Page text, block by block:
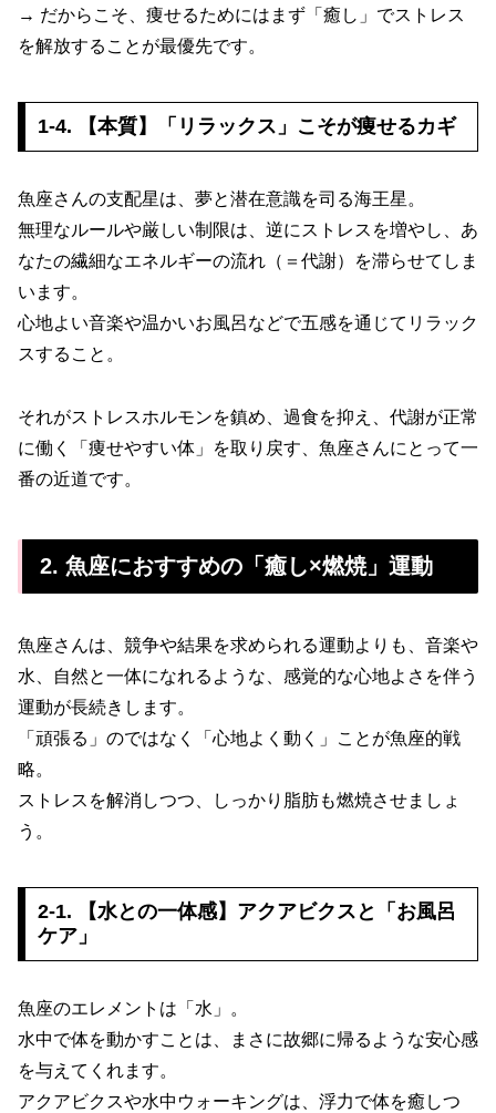
→ だからこそ、痩せるためにはまず「癒し」でストレス
を解放することが最優先です。
1-4. 【本質】「リラックス」こそが痩せるカギ
魚座さんの支配星は、夢と潜在意識を司る海王星。
無理なルールや厳しい制限は、逆にストレスを増やし、あ
なたの繊細なエネルギーの流れ（＝代謝）を滞らせてしま
います。
心地よい音楽や温かいお風呂などで五感を通じてリラック
スすること。
それがストレスホルモンを鎮め、過食を抑え、代謝が正常
に働く「痩せやすい体」を取り戻す、魚座さんにとって一
番の近道です。
2. 魚座におすすめの「癒し×燃焼」運動
魚座さんは、競争や結果を求められる運動よりも、音楽や
水、自然と一体になれるような、感覚的な心地よさを伴う
運動が長続きします。
「頑張る」のではなく「心地よく動く」ことが魚座的戦
略。
ストレスを解消しつつ、しっかり脂肪も燃焼させましょ
う。
2-1. 【水との一体感】アクアビクスと「お風呂
ケア」
魚座のエレメントは「水」。
水中で体を動かすことは、まさに故郷に帰るような安心感
を与えてくれます。
アクアビクスや水中ウォーキングは、浮力で体を癒しつ